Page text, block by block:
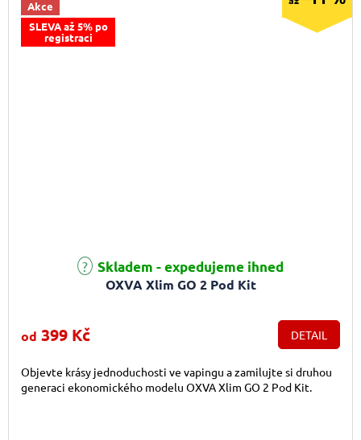
Akce
SLEVA až 5% po
registraci
OXVA Xlim GO 2 Pod Kit
Průměrné hodnocení produktu je 5,0 z 5 hvězdiček.
Skladem - expedujeme ihned
od 399 Kč DETAIL
Objevte krásy jednoduchosti ve vapingu a zamilujte si druhou
generaci ekonomického modelu OXVA Xlim GO 2 Pod Kit.